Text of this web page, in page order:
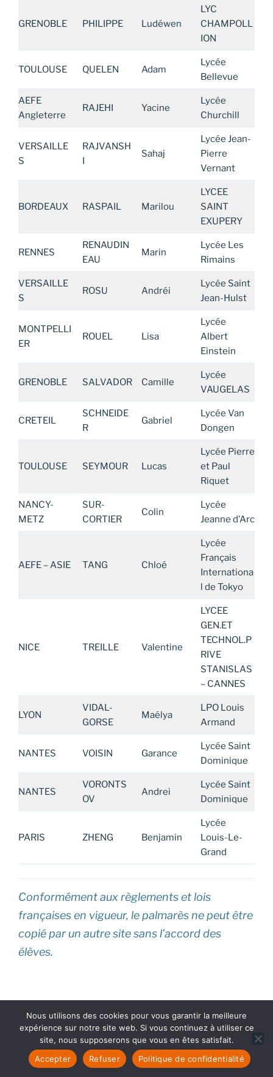
GRENOBLE PHILIPPE Ludéwen
LYC
CHAMPOLL
ION
TOULOUSE QUELEN Adam
Lycée
Bellevue
AEFE
Angleterre
RAJEHI Yacine
Lycée
Churchill
VERSAILLE
S
RAJVANSH
I
Sahaj
Lycée Jean-
Pierre
Vernant
BORDEAUX RASPAIL Marilou
LYCEE
SAINT
EXUPERY
RENNES
RENAUDIN
EAU
Marin
Lycée Les
Rimains
VERSAILLE
S
ROSU Andréi
Lycée Saint
Jean-Hulst
MONTPELLI
ER
ROUEL Lisa
Lycée
Albert
Einstein
GRENOBLE SALVADOR Camille
Lycée
VAUGELAS
CRETEIL
SCHNEIDE
R
Gabriel
Lycée Van
Dongen
TOULOUSE SEYMOUR Lucas
Lycée Pierre
et Paul
Riquet
NANCY-
METZ
SUR-
CORTIER
Colin
Lycée
Jeanne d’Arc
AEFE – ASIE TANG Chloé
Lycée
Français
Internationa
l de Tokyo
NICE TREILLE Valentine
LYCEE
GEN.ET
TECHNOL.P
RIVE
STANISLAS
– CANNES
LYON
VIDAL-
GORSE
Maélya
LPO Louis
Armand
NANTES VOISIN Garance
Lycée Saint
Dominique
NANTES
VORONTS
OV
Andrei
Lycée Saint
Dominique
PARIS ZHENG Benjamin
Lycée
Louis-Le-
Grand
Conformément aux règlements et lois
françaises en vigueur, le palmarès ne peut être
copié par un autre site sans l’accord des
élèves.
PUBLIÉ
LE
24 AVRIL 2026
TFJM²2026 : les finalistes sont
révélés
Nous utilisons des cookies pour vous garantir la meilleure
expérience sur notre site web. Si vous continuez à utiliser ce
site, nous supposerons que vous en êtes satisfait.
Accepter
Refuser Politique de confidentialité